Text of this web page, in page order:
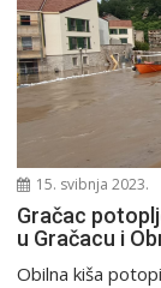
15. svibnja 2023.
Gračac
u Gračacu i
Obilna kiša